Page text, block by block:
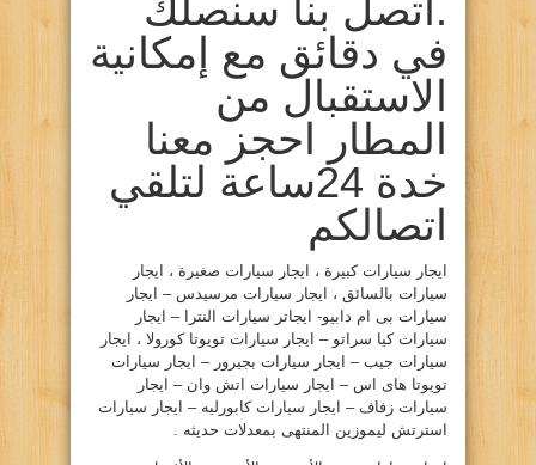
.اتصل بنا سنصلك
في دقائق مع إمكانية
الاستقبال من
المطار احجز معنا
خدة 24ساعة لتلقي
اتصالكم
ايجار سيارات كبيرة ، ايجار سيارات صغيرة ، ايجار
سيارات بالسائق ، ايجار سيارات مرسيدس – ايجار
سيارات بى ام دابيو- ايجاتر سيارات النترا – ايجار
سيارات كيا سراتو – ايجار سيارات تويوتا كورولا ، ايجار
سيارات جيب – ايجار سيارات بجيرور – ايجار سيارات
تويوتا هاى اس – ايجار سيارات اتش وان – ايجار
سيارات زفاف – ايجار سيارات كابورليه – ايجار سيارات
استرتش ليموزين المنتهى بمعدلات حديثه .